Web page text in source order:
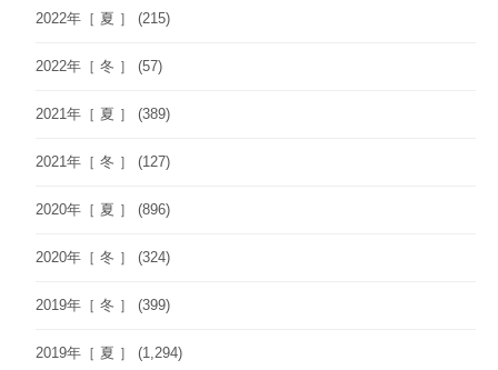
2022年［ 夏 ］ (215)
2022年［ 冬 ］ (57)
2021年［ 夏 ］ (389)
2021年［ 冬 ］ (127)
2020年［ 夏 ］ (896)
2020年［ 冬 ］ (324)
2019年［ 冬 ］ (399)
2019年［ 夏 ］ (1,294)